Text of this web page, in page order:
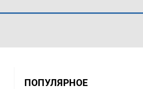
ПОПУЛЯРНОЕ